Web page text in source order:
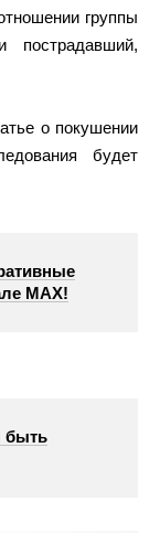
группы
о покушении
будет
МАХ!
быть